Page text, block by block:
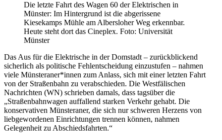
Die letzte Fahrt des Wagen 60 der Elektrischen in
Münster: Im Hintergrund ist die abgerissene
Kiesekamps Mühle am Albersloher Weg erkennbar.
Heute steht dort das Cineplex. Foto: Universität
Münster
Das Aus für die Elektrische in der Domstadt – zurückblickend
sicherlich als politische Fehlentscheidung einzustufen – nahmen
viele Münsteraner*innen zum Anlass, sich mit einer letzten Fahrt
von der Straßenbahn zu verabschieden. Die Westfälischen
Nachrichten (WN) schrieben damals, dass tagsüber die
„Straßenbahnwagen auffallend starken Verkehr gehabt. Die
konservativen Münsteraner, die sich nur schweren Herzens von
liebgewordenen Einrichtungen trennen können, nahmen
Gelegenheit zu Abschiedsfahrten.“